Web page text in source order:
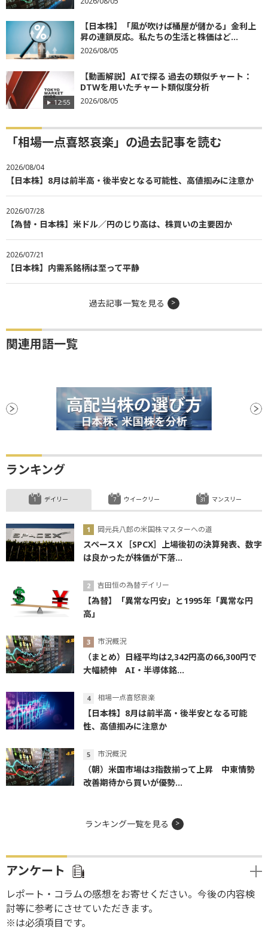
【日本株】「風が吹けば桶屋が儲かる」金利上
昇の連鎖反応。私たちの生活と株価はど...
2026/08/05
12:55
【動画解説】AIで探る 過去の類似チャート：
DTWを用いたチャート類似度分析
2026/08/05
「相場一点喜怒哀楽」の過去記事を読む
2026/08/04
【日本株】8月は前半高・後半安となる可能性、高値掴みに注意か
2026/07/28
【為替・日本株】米ドル／円のじり高は、株買いの主要因か
2026/07/21
【日本株】内需系銘柄は至って平静
過去記事一覧を見る
関連用語一覧
ランキング
デイリー
岡元兵八郎の米国株マスターへの道
スペースＸ［SPCX］上場後初の決算発表、数字
は良かったが株価が下落...
吉田恒の為替デイリー
【為替】「異常な円安」と1995年「異常な円
高」
市況概況
（まとめ）日経平均は2,342円高の66,300円で
大幅続伸 AI・半導体銘...
相場一点喜怒哀楽
【日本株】8月は前半高・後半安となる可能
性、高値掴みに注意か
市況概況
（朝）米国市場は3指数揃って上昇 中東情勢
改善期待から買いが優勢...
ウイークリー マンスリー
ランキング一覧を見る
アンケート
レポート・コラムの感想をお寄せください。今後の内容検
討等に参考にさせていただきます。
※は必須項目です。